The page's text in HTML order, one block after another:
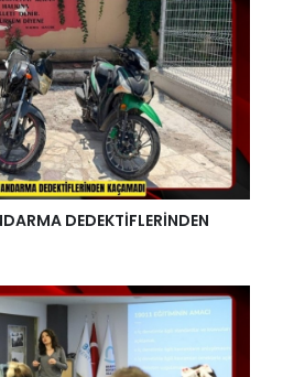
DEDEKTİFLERİNDEN